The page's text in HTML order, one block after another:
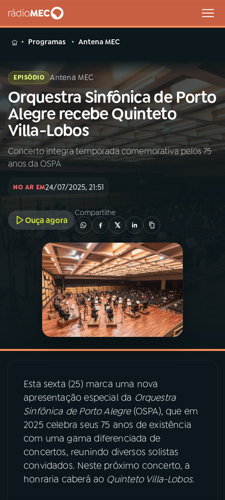
MENU
Buscar
na
Rádio
MEC
Buscar
Início AO VIVO
INÍCIO
A RÁDIO
PROGRAMAÇÃO
PROGRAMAS
PODCASTS
06VIDEOCASTS
07ÚLTIMAS
08 PRÊMIO RÁDIO MEC
ACOMPANHE A RÁDIO MEC
Programas Antena MEC
EPISÓDIO Antena MEC
Orquestra Sinfônica de Porto
Alegre recebe Quinteto
Villa-Lobos
Concerto integra temporada comemorativa pelos 75
anos da OSPA
NO AR EM24/07/2025, 21:51
Ouça agora
Compartilhe
Esta sexta (25) marca uma nova
apresentação especial da Orquestra
Sinfônica de Porto Alegre(OSPA), que em
2025 celebra seus 75 anos de existência
com uma gama diferenciada de
concertos, reunindo diversos solistas
convidados. Neste próximo concerto, a
honraria caberá ao Quinteto Villa-Lobos.